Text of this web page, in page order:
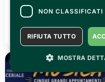
AGRISHOW 2026: tre
LEGGI TUTTO
NON CLASSIFICATI
RIFIUTA TUTTO
MOSTRA